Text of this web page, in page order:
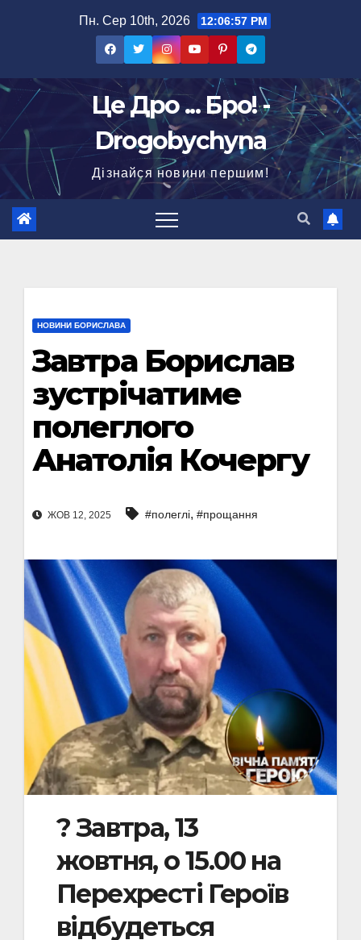
Пн. Сер 10th, 2026 12:06:58 PM
Це Дро ... Бро! -
Drogobychyna
Дізнайся новини першим!
НОВИНИ БОРИСЛАВА
Завтра Борислав
зустрічатиме
полеглого
Анатолія Кочергу
ЖОВ 12, 2025 #полеглі, #прощання
? Завтра, 13
жовтня, о 15.00 на
Перехресті Героїв
відбудеться